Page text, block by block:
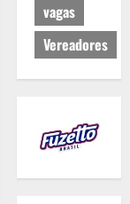
vagas
Vereadores